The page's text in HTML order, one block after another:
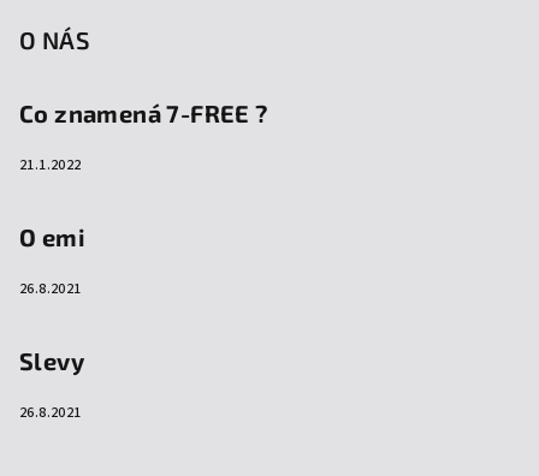
O NÁS
Co znamená 7-FREE ?
21.1.2022
O emi
26.8.2021
Slevy
26.8.2021